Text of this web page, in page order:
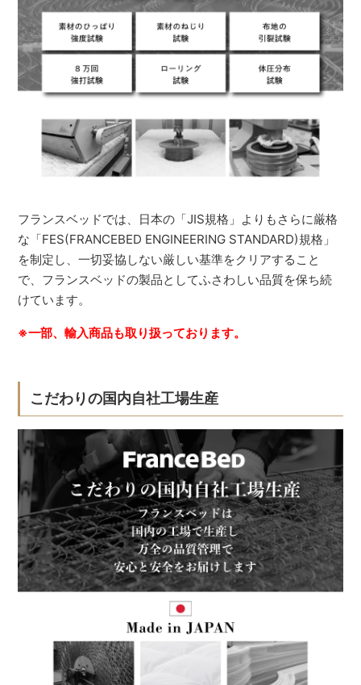
フランスベッドでは、日本の「JIS規格」よりもさらに厳格
な「FES(FRANCEBED ENGINEERING STANDARD)規格」
を制定し、一切妥協しない厳しい基準をクリアすること
で、フランスベッドの製品としてふさわしい品質を保ち続
けています。
※一部、輸入商品も取り扱っております。
こだわりの国内自社工場生産